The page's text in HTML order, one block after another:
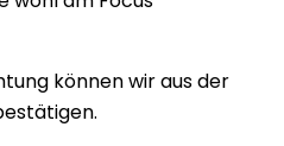
können wir aus der